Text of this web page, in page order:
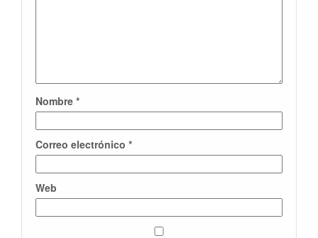
Nombre *
Correo electrónico *
Web